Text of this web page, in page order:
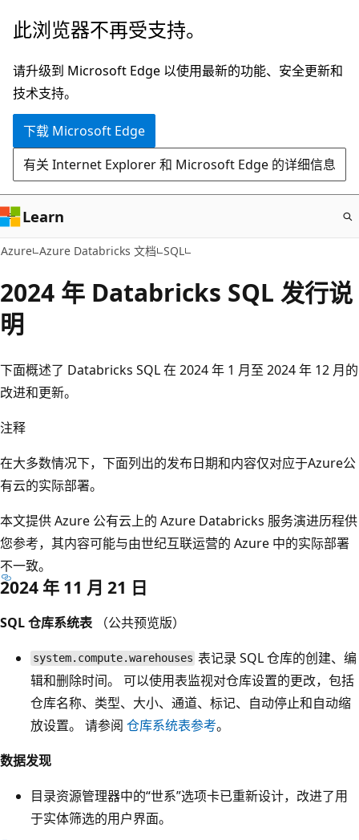
跳
主
要
内
此浏览器不再受支持。
请升级到 Microsoft Edge 以使用最新的功能、安全更新和
技术支持。
下载 Microsoft Edge
有关 Internet Explorer 和 Microsoft Edge 的详细信息
Learn
Azure Azure Databricks 文档 SQL
2024 年 Databricks SQL 发行说
明
下面概述了 Databricks SQL 在 2024 年 1 月至 2024 年 12 月的
改进和更新。
注释
在大多数情况下，下面列出的发布日期和内容仅对应于Azure公
有云的实际部署。
本文提供 Azure 公有云上的 Azure Databricks 服务演进历程供
您参考，其内容可能与由世纪互联运营的 Azure 中的实际部署
不一致。
2024 年 11 月 21 日
SQL 仓库系统表（公共预览版）
system.compute.warehouses 表记录 SQL 仓库的创建、编
辑和删除时间。 可以使用表监视对仓库设置的更改，包括
仓库名称、类型、大小、通道、标记、自动停止和自动缩
放设置。 请参阅 仓库系统表参考。
数据发现
目录资源管理器中的“世系”选项卡已重新设计，改进了用
于实体筛选的用户界面。